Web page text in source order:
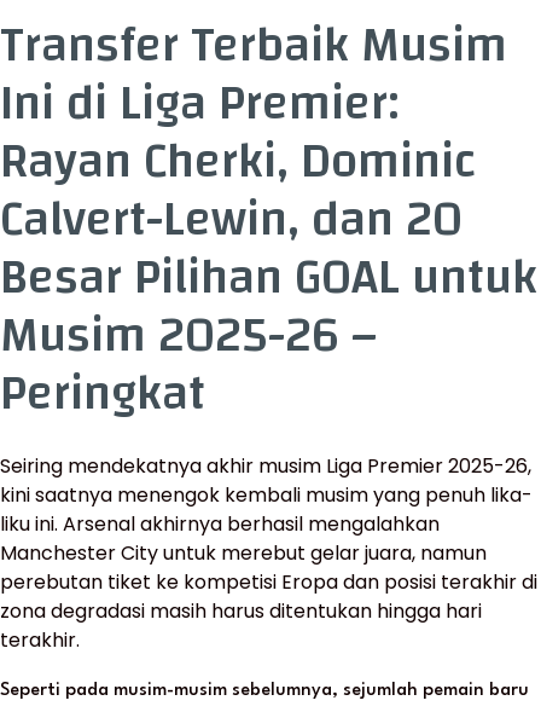
Transfer Terbaik Musim
Ini di Liga Premier:
Rayan Cherki, Dominic
Calvert-Lewin, dan 20
Besar Pilihan GOAL untuk
Musim 2025-26 –
Peringkat
Seiring mendekatnya akhir musim Liga Premier 2025-26,
kini saatnya menengok kembali musim yang penuh lika-
liku ini. Arsenal akhirnya berhasil mengalahkan
Manchester City untuk merebut gelar juara, namun
perebutan tiket ke kompetisi Eropa dan posisi terakhir di
zona degradasi masih harus ditentukan hingga hari
terakhir.
Seperti pada musim-musim sebelumnya, sejumlah pemain baru